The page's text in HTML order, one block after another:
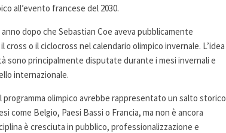
all’evento francese del 2030.
dopo che Sebastian Coe aveva pubblicamente
o il ciclocross nel calendario olimpico invernale. L’idea
sono principalmente disputate durante i mesi invernali e
internazionale.
olimpico avrebbe rappresentato un salto storico
come Belgio, Paesi Bassi o Francia, ma non è ancora
è cresciuta in pubblico, professionalizzazione e